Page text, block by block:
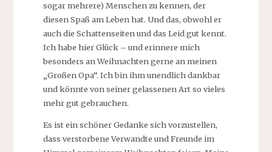
sogar mehrere) Menschen zu kennen, der
diesen Spaß am Leben hat. Und das, obwohl er
auch die Schattenseiten und das Leid gut kennt.
Ich habe hier Glück – und erinnere mich
besonders an Weihnachten gerne an meinen
„Großen Opa“. Ich bin ihm unendlich dankbar
und könnte von seiner gelassenen Art so vieles
mehr gut gebrauchen.
Es ist ein schöner Gedanke sich vorzustellen,
dass verstorbene Verwandte und Freunde im